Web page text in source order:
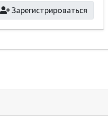
Зарегистрироваться